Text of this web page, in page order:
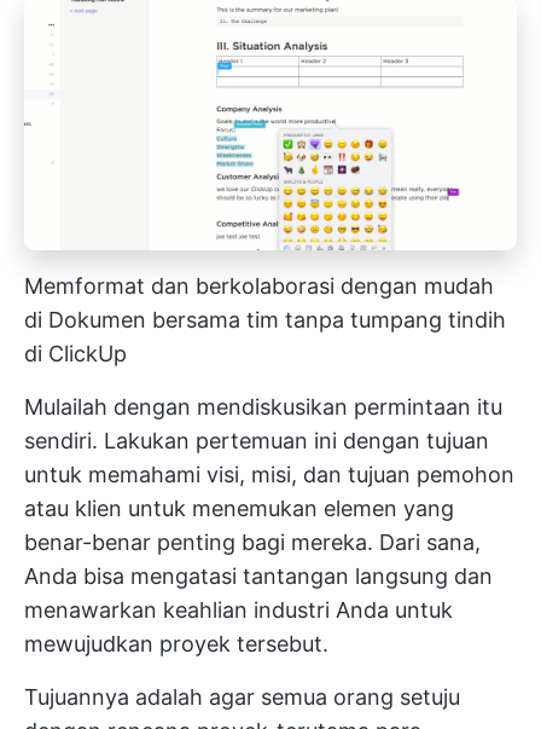
Memformat dan berkolaborasi dengan mudah
di Dokumen bersama tim tanpa tumpang tindih
di ClickUp
Mulailah dengan mendiskusikan permintaan itu
sendiri. Lakukan pertemuan ini dengan tujuan
untuk memahami visi, misi, dan tujuan pemohon
atau klien untuk menemukan elemen yang
benar-benar penting bagi mereka. Dari sana,
Anda bisa mengatasi tantangan langsung dan
menawarkan keahlian industri Anda untuk
mewujudkan proyek tersebut.
Tujuannya adalah agar semua orang setuju